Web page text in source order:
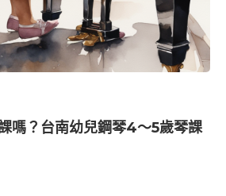
嗎？台南幼兒鋼琴4～5歲琴課